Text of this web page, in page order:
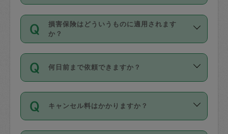
能です。依頼送信後、個別にタスカジさ
んにメッセージを送り調整してくださ
い。ただし、２時間を越えての調整はで
時間も被らない場合、損害保険の対象外
基本的に、高所での作業や危険作業、屋
外での作業は対象外です。
育園や学校の給食やレストランで料理関
係の専門職に従事されていた方、日本で
すでにハウスキーパーや英語の先生とし
てお仕事をしているフィリピン出身の
社員など様々なバックグラウンドの方が
登録しています。
日本語も話せる方など様々です。
応募の際に、各自事務局との面接と説明
を行っています。その後、身分証明書の
写真提出をしていただいています。外国
確認しています。タスカジさんトレーニ
ング動画を使ったセルフトレーニングの
現場トライアルを受け、合格したタスカ
ジさんが活動されています。
損害保険はどういうものに適用されます
か？
依頼者とタスカジさんとの間でタスカジ
を通して成立した作業時間内での作業に
適用されます。作業範囲は、掃除、洗
です。作業中に物を壊したり、人にけが
をさせたりした場合が対象で、補償金額
何日前まで依頼できますか？
ご依頼は、現在を起点に3日後（72時間
以降）の日時から受付可能となっていま
す。
キャンセル料はかかりますか？